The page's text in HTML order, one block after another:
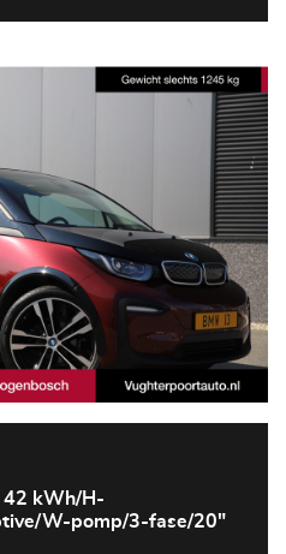
42 kWh/H-
W-pomp/3-fase/20"